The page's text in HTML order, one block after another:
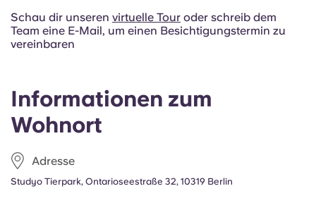
Informationen zum
Wohnort
Adresse
Studyo Tierpark, Ontarioseestraße 32, 10319 Berlin
Schau dir unseren virtuelle Tour oder schreib dem
Team eine E-Mail, um einen Besichtigungstermin zu
vereinbaren